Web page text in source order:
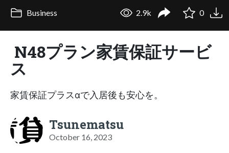
Business 2.9k 0
N48プラン家賃保証サービ
ス
家賃保証プラスαで入居後も安心を。
Tsunematsu
October 16, 2023